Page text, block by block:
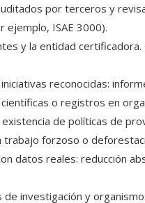
por terceros y
ejemplo, ISAE 3000).
y la entidad certificadora.
reconocidas:
o registros en
existencia de políticas de
forzoso o
datos reales: reducción
de investigación y